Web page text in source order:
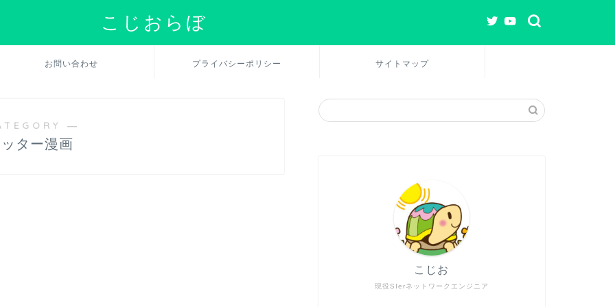
こじおらぼ
お問い合わせ プライバシーポリシー サイトマップ
―
ター漫画
現役SIerネットワークエンジニア
こじお